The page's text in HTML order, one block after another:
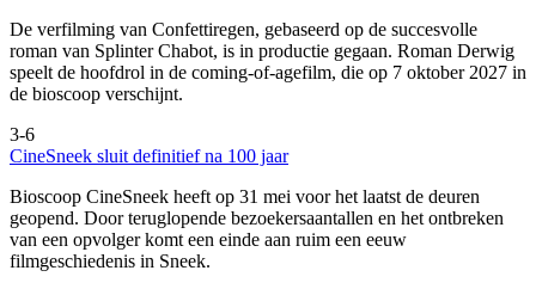
De verfilming van Confettiregen, gebaseerd op de succesvolle
roman van Splinter Chabot, is in productie gegaan. Roman Derwig
speelt de hoofdrol in de coming-of-agefilm, die op 7 oktober 2027 in
de bioscoop verschijnt.
3-6
CineSneek sluit definitief na 100 jaar
Bioscoop CineSneek heeft op 31 mei voor het laatst de deuren
geopend. Door teruglopende bezoekersaantallen en het ontbreken
van een opvolger komt een einde aan ruim een eeuw
filmgeschiedenis in Sneek.